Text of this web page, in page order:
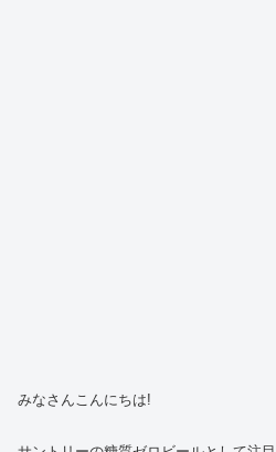
みなさんこんにちは!